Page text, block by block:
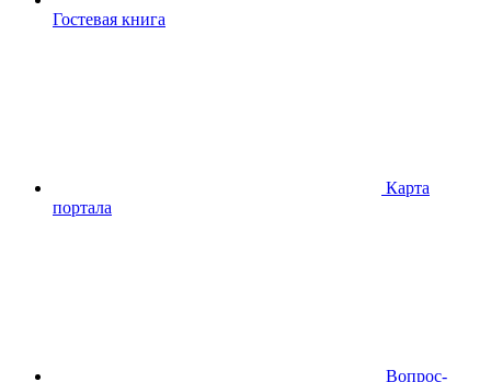
Гостевая книга
Карта
портала
Вопрос-